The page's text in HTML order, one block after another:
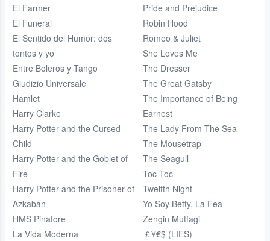
El Farmer
El Funeral
El Sentido del Humor: dos
tontos y yo
Entre Boleros y Tango
Giudizio Universale
Hamlet
Harry Clarke
Harry Potter and the Cursed
Child
Harry Potter and the Goblet of
Fire
Harry Potter and the Prisoner of
Azkaban
HMS Pinafore
La Vida Moderna
Pride and Prejudice
Robin Hood
Romeo & Juliet
She Loves Me
The Dresser
The Great Gatsby
The Importance of Being
Earnest
The Lady From The Sea
The Mousetrap
The Seagull
Toc Toc
Twelfth Night
Yo Soy Betty, La Fea
Zengin Mutfagi
￡¥€$ (LIES)